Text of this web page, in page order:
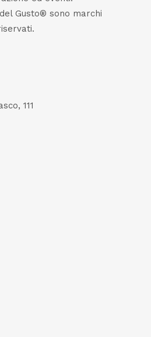
Gusto® sono marchi
111